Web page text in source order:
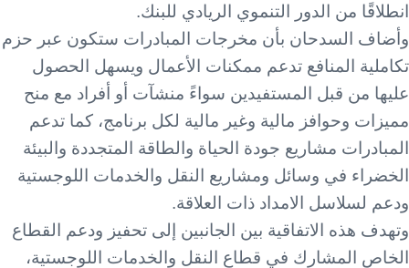
انطلاقًا من الدور التنموي الريادي للبنك.
وأضاف السدحان بأن مخرجات المبادرات ستكون عبر حزم
تكاملية المنافع تدعم ممكنات الأعمال ويسهل الحصول
عليها من قبل المستفيدين سواءً منشآت أو أفراد مع منح
مميزات وحوافز مالية وغير مالية لكل برنامج، كما تدعم
المبادرات مشاريع جودة الحياة والطاقة المتجددة والبيئة
الخضراء في وسائل ومشاريع النقل والخدمات اللوجستية
ودعم لسلاسل الامداد ذات العلاقة.
وتهدف هذه الاتفاقية بين الجانبين إلى تحفيز ودعم القطاع
الخاص المشارك في قطاع النقل والخدمات اللوجستية،